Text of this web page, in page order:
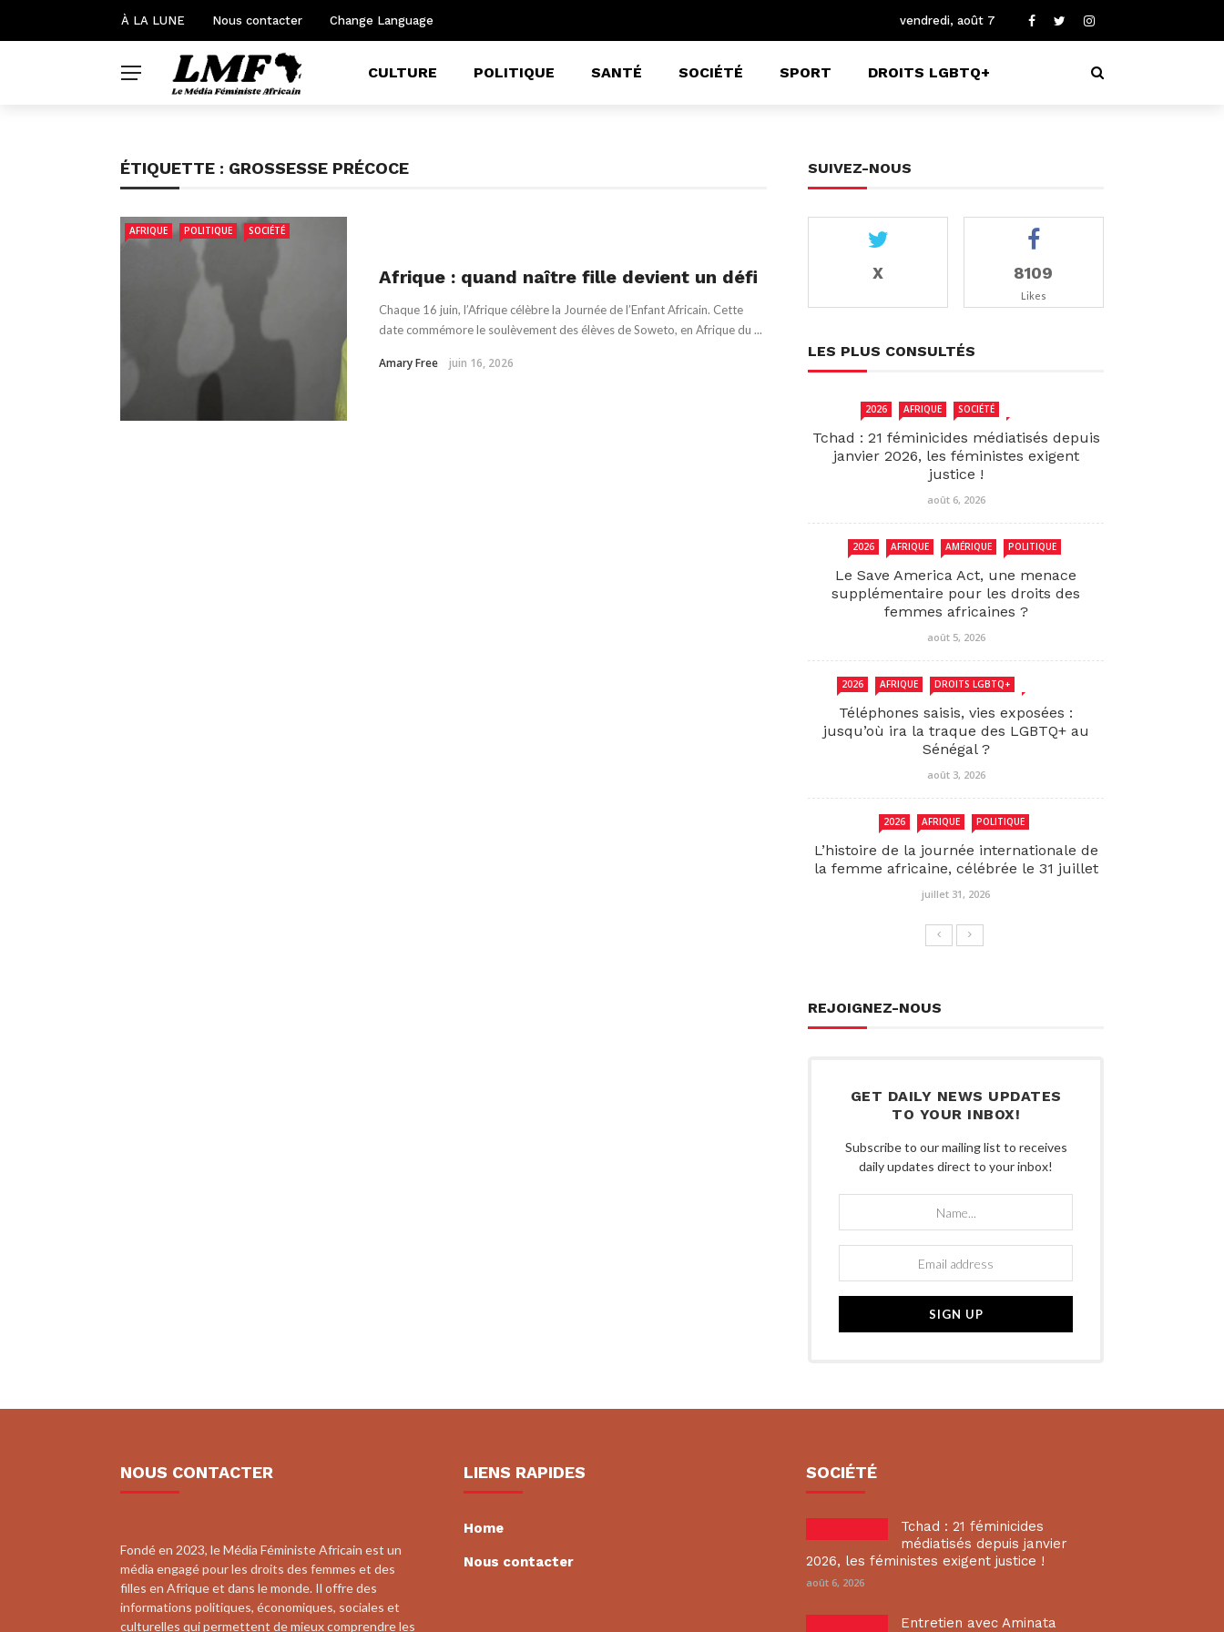
✕
À LA LUNE Nous contacter Change Language vendredi, août 7
CULTURE POLITIQUE SANTÉ SOCIÉTÉ SPORT DROITS LGBTQ+
ÉTIQUETTE : GROSSESSE PRÉCOCE
AFRIQUE POLITIQUE SOCIÉTÉ
Afrique : quand naître fille devient un défi
Chaque 16 juin, l’Afrique célèbre la Journée de l’Enfant Africain. Cette
date commémore le soulèvement des élèves de Soweto, en Afrique du ...
Amary Free juin 16, 2026
SUIVEZ-NOUS
X 8109
Likes
LES PLUS CONSULTÉS
2026 AFRIQUE SOCIÉTÉ
Tchad : 21 féminicides médiatisés depuis
janvier 2026, les féministes exigent
justice !
août 6, 2026
2026 AFRIQUE AMÉRIQUE POLITIQUE
Le Save America Act, une menace
supplémentaire pour les droits des
femmes africaines ?
août 5, 2026
2026 AFRIQUE DROITS LGBTQ+
Téléphones saisis, vies exposées :
jusqu’où ira la traque des LGBTQ+ au
Sénégal ?
août 3, 2026
2026 AFRIQUE POLITIQUE
L’histoire de la journée internationale de
la femme africaine, célébrée le 31 juillet
juillet 31, 2026
REJOIGNEZ-NOUS
GET DAILY NEWS UPDATES
TO YOUR INBOX!
Subscribe to our mailing list to receives
daily updates direct to your inbox!
NOUS CONTACTER
Fondé en 2023, le Média Féministe Africain est un
média engagé pour les droits des femmes et des
filles en Afrique et dans le monde. Il offre des
informations politiques, économiques, sociales et
culturelles qui permettent de mieux comprendre les
LIENS RAPIDES
Home
Nous contacter
SOCIÉTÉ
Tchad : 21 féminicides
médiatisés depuis janvier
2026, les féministes exigent justice !
août 6, 2026
Entretien avec Aminata